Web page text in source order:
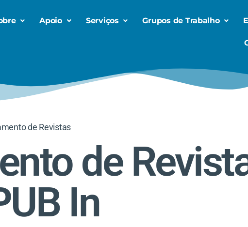
Apoio Serviços Grupos de Trabalho
de Revistas
de
In